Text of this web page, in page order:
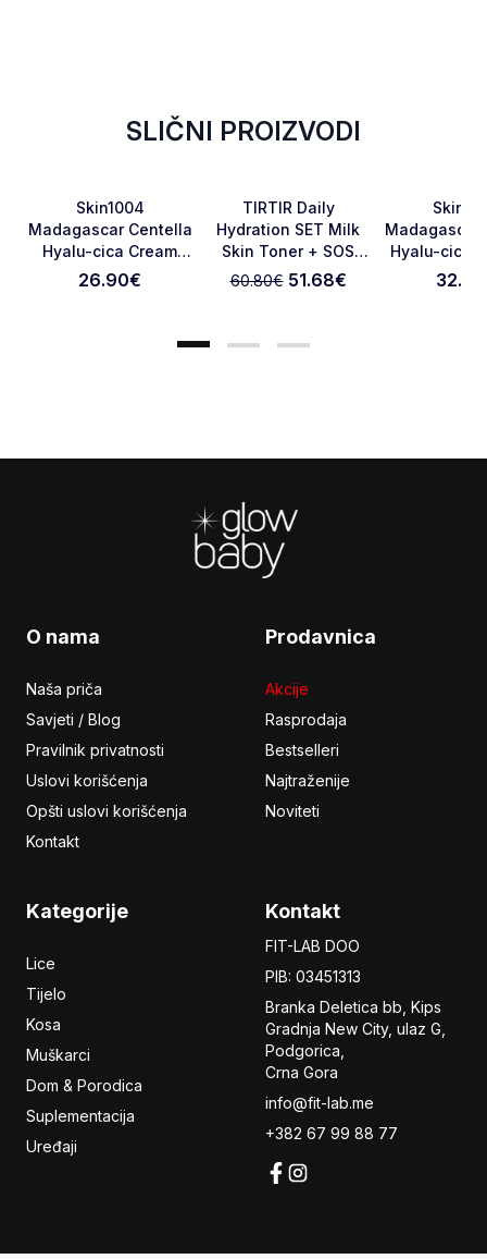
SLIČNI PROIZVODI
Skin1004
Madagascar Centella
Hyalu-cica Cream
75ml
26.90€
TIRTIR Daily
Hydration SET Milk
Skin Toner + SOS
Serum
60.80€ 51.68€
Madagascar
Hyalu-cica
Sun Serum
32.90
O nama
Naša priča
Savjeti / Blog
Pravilnik privatnosti
Uslovi korišćenja
Opšti uslovi korišćenja
Kontakt
Prodavnica
Akcije
Rasprodaja
Bestselleri
Najtraženije
Noviteti
Kategorije
Lice
Tijelo
Kosa
Muškarci
Dom & Porodica
Suplementacija
Uređaji
Kontakt
FIT-LAB DOO
PIB: 03451313
Branka Deletica bb, Kips
Gradnja New City, ulaz G,
Podgorica,
Crna Gora
info@fit-lab.me
+382 67 99 88 77